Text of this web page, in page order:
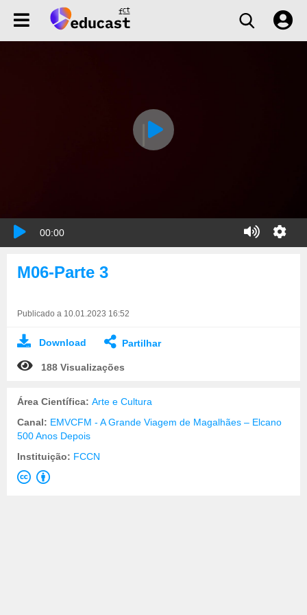
00:00
M06-Parte 3
Publicado a 10.01.2023 16:52
Download Partilhar
188 Visualizações
Área Científica: Arte e Cultura
Canal: EMVCFM - A Grande Viagem de Magalhães – Elcano
500 Anos Depois
Instituição: FCCN